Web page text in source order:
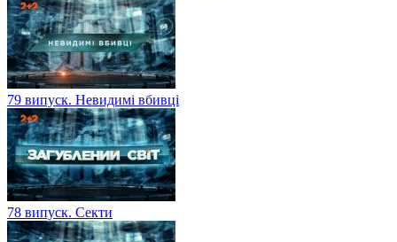
79 випуск. Невидимі вбивці
78 випуск. Секти